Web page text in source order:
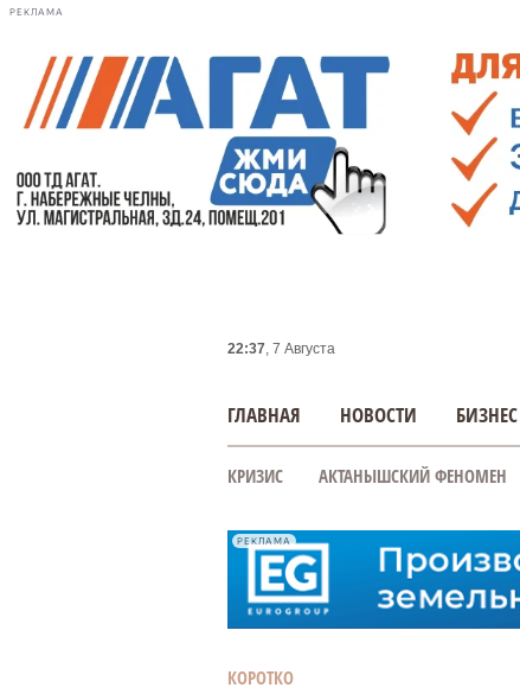
РЕКЛАМА
22:37, 7 Августа
ГЛАВНАЯ НОВОСТИ БИЗНЕС
КРИЗИС АКТАНЫШСКИЙ ФЕНОМЕН
РЕКЛАМА
КОРОТКО